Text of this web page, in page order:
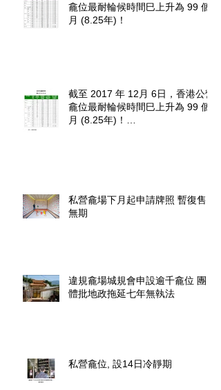
龕位最耐輪候時間巳上升為 99 個
月 (8.25年)！
截至 2017 年 12月 6日，香港公營
龕位最耐輪候時間巳上升為 99 個
月 (8.25年)！
私營龕場下月起申請牌照 暫復售
無期
違規龕場城規會申設逾千龕位 團
體批地政拖延七年無執法
私營龕位, 設14日冷靜期